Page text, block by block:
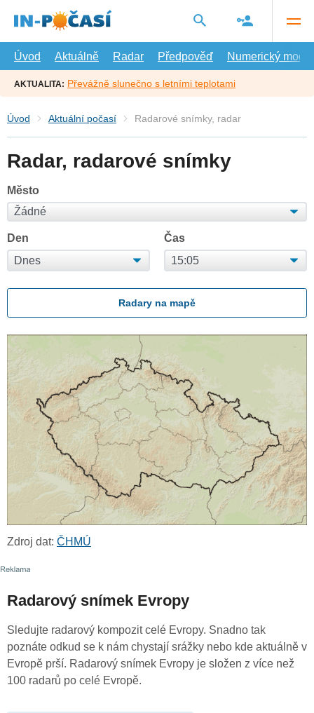
hlavní
Úvod
Aktuálně Radar Předpověď Numerický model
AKTUALITA: Převážně slunečno s letními teplotami
Úvod Aktuální počasí Radarové snímky, radar
Radar, radarové snímky
Město
Den Čas
Radary na mapě
Zdroj dat: ČHMÚ
Radarový snímek Evropy
Sledujte radarový kompozit celé Evropy. Snadno tak
poznáte odkud se k nám chystají srážky nebo kde aktuálně v
Evropě prší. Radarový snímek Evropy je složen z více než
100 radarů po celé Evropě.